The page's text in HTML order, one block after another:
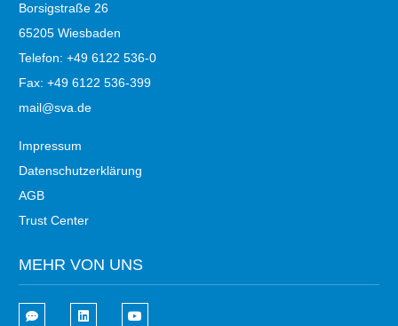
Borsigstraße 26
65205 Wiesbaden
Telefon: +49 6122 536-0
Fax: +49 6122 536-399
mail@sva.de
Impressum
Datenschutzerklärung
AGB
Trust Center
MEHR VON UNS